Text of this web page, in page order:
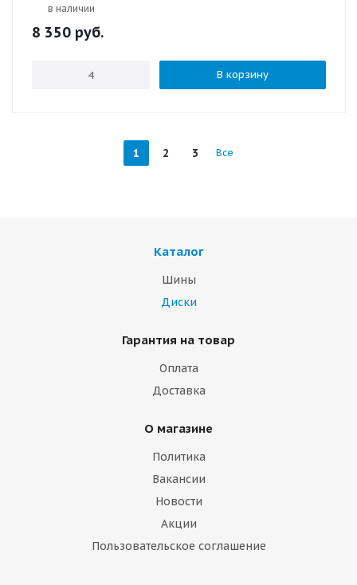
в наличии
8 350 руб.
В корзину
1 2 3 Все
Каталог
Шины
Диски
Гарантия на товар
Оплата
Доставка
О магазине
Политика
Вакансии
Новости
Акции
Пользовательское соглашение